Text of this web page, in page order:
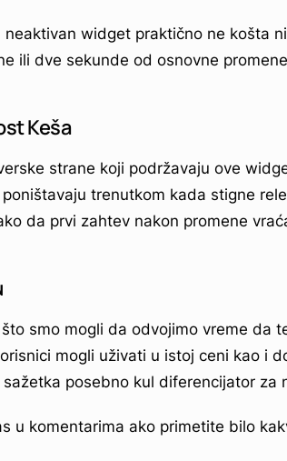
neaktivan widget praktično ne košta
ili dve sekunde od osnovne
Keša
strane koji podržavaju ove
trenutkom kada stigne
da prvi zahtev nakon promene
smo mogli da odvojimo vreme da
mogli uživati u istoj ceni kao i
posebno kul diferencijator za
u komentarima ako primetite bilo